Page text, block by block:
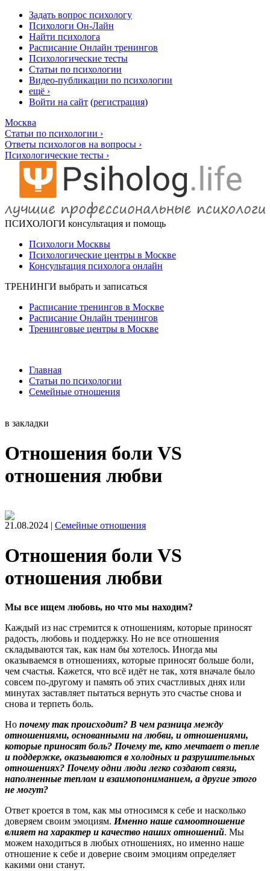
Задать вопрос психологу
Психологи Он-Лайн
Найти психолога
Расписание Онлайн тренингов
Психологические тесты
Статьи по психологии
Видео-публикации по психологии
ещё ›
Войти на сайт (регистрация)
Москва
Статьи по психологии ›
Ответы психологов на вопросы ›
Психологические тесты ›
ПСИХОЛОГИ консультация и помощь
Психологи Москвы
Психологические центры в Москве
Консультация психолога онлайн
ТРЕНИНГИ выбрать и записаться
Расписание тренингов в Москве
Расписание Онлайн тренингов
Тренинговые центры в Москве
Главная
Статьи по психологии
Семейные отношения
в закладки
Отношения боли VS
отношения любви
21.08.2024 | Семейные отношения
Отношения боли VS
отношения любви
Мы все ищем любовь, но что мы находим?
Каждый из нас стремится к отношениям, которые приносят
радость, любовь и поддержку. Но не все отношения
складываются так, как нам бы хотелось. Иногда мы
оказываемся в отношениях, которые приносят больше боли,
чем счастья. Кажется, что всё идёт не так, хотя вначале было
совсем по-другому и память об этих счастливых днях или
минутах заставляет пытаться вернуть это счастье снова и
снова и терпеть боль.
Но почему так происходит? В чем разница между
отношениями, основанными на любви, и отношениями,
которые приносят боль? Почему те, кто мечтает о тепле
и поддержке, оказываются в холодных и разрушительных
отношениях? Почему одни люди легко создают связи,
наполненные теплом и взаимопониманием, а другие этого
не могут?
Ответ кроется в том, как мы относимся к себе и насколько
доверяем своим эмоциям. Именно наше самоотношение
влияет на характер и качество наших отношений. Мы
можем находиться в любых отношениях, но именно наше
отношение к себе и доверие своим эмоциям определяет
какими они станут.